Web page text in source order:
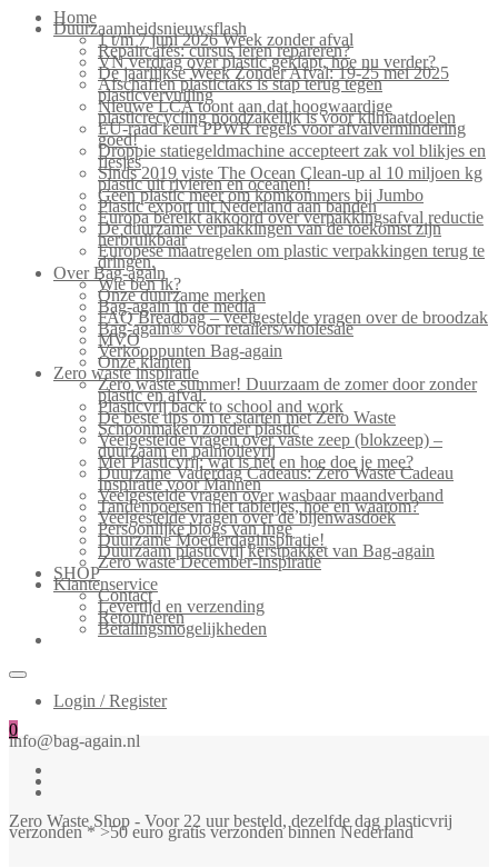
Home
Duurzaamheidsnieuwsflash
1 t/m 7 juni 2026 Week zonder afval
Repaircafés: cursus leren repareren?
VN verdrag over plastic geklapt, hoe nu verder?
De jaarlijkse Week Zonder Afval: 19-25 mei 2025
Afschaffen plastictaks is stap terug tegen
plasticvervuiling
Nieuwe LCA toont aan dat hoogwaardige
plasticrecycling noodzakelijk is voor klimaatdoelen
EU-raad keurt PPWR regels voor afvalvermindering
goed!
Droppie statiegeldmachine accepteert zak vol blikjes en
flesjes
Sinds 2019 viste The Ocean Clean-up al 10 miljoen kg
plastic uit rivieren en oceanen!
Geen plastic meer om komkommers bij Jumbo
Plastic export uit Nederland aan banden
Europa bereikt akkoord over verpakkingsafval reductie
De duurzame verpakkingen van de toekomst zijn
herbruikbaar
Europese maatregelen om plastic verpakkingen terug te
dringen.
Over Bag-again
Wie ben ik?
Onze duurzame merken
Bag-again in de media
FAQ Breadbag – veelgestelde vragen over de broodzak
Bag-again® voor retailers/wholesale
MVO
Verkooppunten Bag-again
Onze klanten
Zero waste inspiratie
Zero waste summer! Duurzaam de zomer door zonder
plastic en afval.
Plasticvrij back to school and work
De beste tips om te starten met Zero Waste
Schoonmaken zonder plastic
Veelgestelde vragen over vaste zeep (blokzeep) –
duurzaam en palmolievrij
Mei Plasticvrij: wat is het en hoe doe je mee?
Duurzame Vaderdag Cadeaus: Zero Waste Cadeau
Inspiratie voor Mannen
Veelgestelde vragen over wasbaar maandverband
Tandenpoetsen met tabletjes, hoe en waarom?
Veelgestelde vragen over de bijenwasdoek
Persoonlijke blogs van Inge
Duurzame Moederdaginspiratie!
Duurzaam plasticvrij kerstpakket van Bag-again
Zero waste December-inspiratie
SHOP
Klantenservice
Contact
Levertijd en verzending
Retourneren
Betalingsmogelijkheden
Login / Register
0
info@bag-again.nl
Zero Waste Shop - Voor 22 uur besteld, dezelfde dag plasticvrij
verzonden * >50 euro gratis verzonden binnen Nederland